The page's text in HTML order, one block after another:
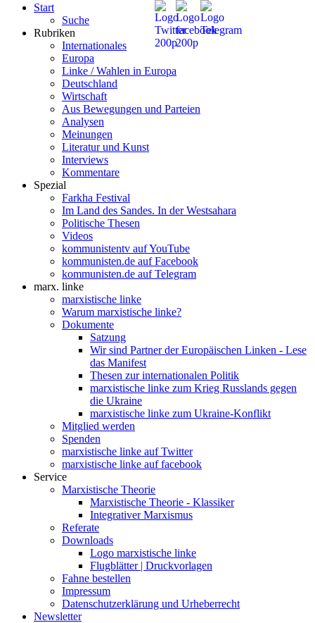
Start
Suche
Rubriken
Internationales
Europa
Linke / Wahlen in Europa
Deutschland
Wirtschaft
Aus Bewegungen und Parteien
Analysen
Meinungen
Literatur und Kunst
Interviews
Kommentare
Spezial
Farkha Festival
Im Land des Sandes. In der Westsahara
Politische Thesen
Videos
kommunistentv auf YouTube
kommunisten.de auf Facebook
kommunisten.de auf Telegram
marx. linke
marxistische linke
Warum marxistische linke?
Dokumente
Satzung
Wir sind Partner der Europäischen Linken - Lese
das Manifest
Thesen zur internationalen Politik
marxistische linke zum Krieg Russlands gegen
die Ukraine
marxistische linke zum Ukraine-Konflikt
Mitglied werden
Spenden
marxistische linke auf Twitter
marxistische linke auf facebook
Service
Marxistische Theorie
Marxistische Theorie - Klassiker
Integrativer Marxismus
Referate
Downloads
Logo marxistische linke
Flugblätter | Druckvorlagen
Fahne bestellen
Impressum
Datenschutzerklärung und Urheberrecht
Newsletter